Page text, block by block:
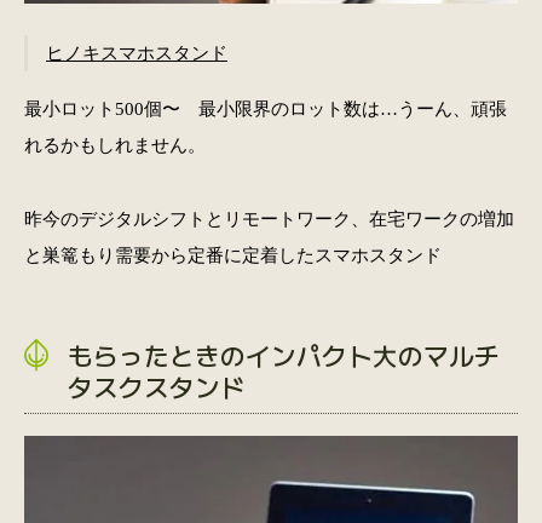
ヒノキスマホスタンド
最小ロット500個〜 最小限界のロット数は…うーん、頑張
れるかもしれません。
昨今のデジタルシフトとリモートワーク、在宅ワークの増加
と巣篭もり需要から定番に定着したスマホスタンド
もらったときのインパクト大のマルチ
タスクスタンド